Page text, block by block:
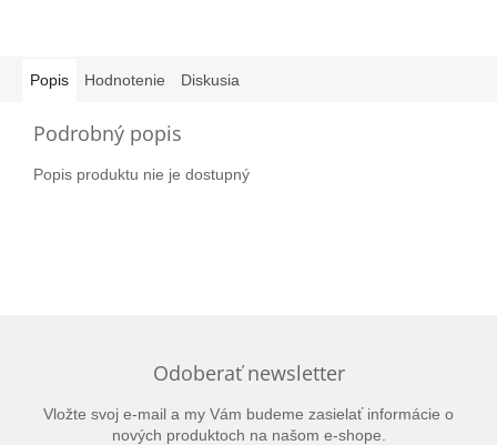
Popis Hodnotenie Diskusia
Podrobný popis
Popis produktu nie je dostupný
Odoberať newsletter
Vložte svoj e-mail a my Vám budeme zasielať informácie o
nových produktoch na našom e-shope.